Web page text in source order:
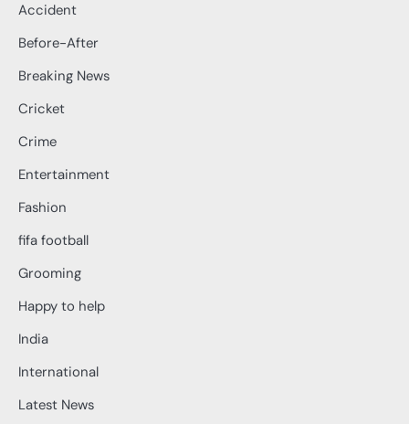
Accident
Before-After
Breaking News
Cricket
Crime
Entertainment
Fashion
fifa football
Grooming
Happy to help
India
International
Latest News